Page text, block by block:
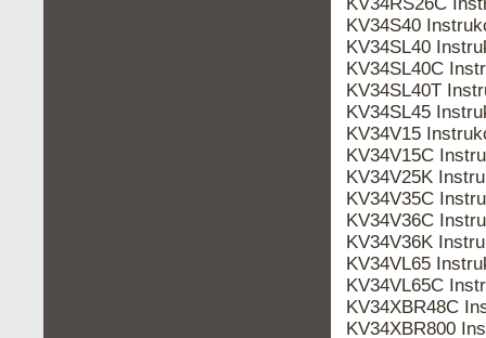
KV34S40
KV34SL40
KV34SL40C
KV34SL40T
KV34SL45
KV34V15
KV34V15C
KV34V25K
KV34V35C
KV34V36C
KV34V36K
KV34VL65
KV34VL65C
KV34XBR48C
KV34XBR800